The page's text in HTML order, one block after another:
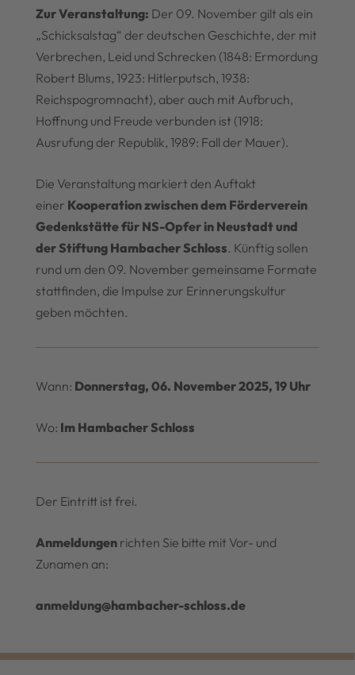
Zur Veranstaltung: Der 09. November gilt als ein
„Schicksalstag“ der deutschen Geschichte, der mit
Verbrechen, Leid und Schrecken (1848: Ermordung
Robert Blums, 1923: Hitlerputsch, 1938:
Reichspogromnacht), aber auch mit Aufbruch,
Hoffnung und Freude verbunden ist (1918:
Ausrufung der Republik, 1989: Fall der Mauer).
Die Veranstaltung markiert den Auftakt
einer Kooperation zwischen dem Förderverein
Gedenkstätte für NS-Opfer in Neustadt und
der Stiftung Hambacher Schloss. Künftig sollen
rund um den 09. November gemeinsame Formate
stattfinden, die Impulse zur Erinnerungskultur
geben möchten.
Wann: Donnerstag, 06. November 2025, 19 Uhr
Wo: Im Hambacher Schloss
Der Eintritt ist frei.
Anmeldungen richten Sie bitte mit Vor- und
Zunamen an:
anmeldung@hambacher-schloss.de